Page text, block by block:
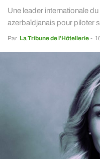
Une leader internationale
azerbaïdjanais pour piloter
Par La Tribune de l’Hôtellerie -